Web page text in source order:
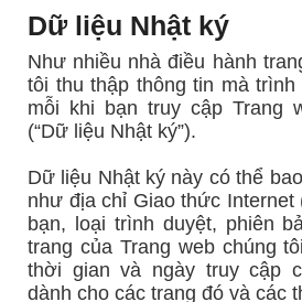
Dữ liệu Nhật ký
Như nhiều nhà điều hành
tôi thu thập thông tin mà
mỗi khi bạn truy cập Trang
(“Dữ liệu Nhật ký”).
Dữ liệu Nhật ký này có thể
như địa chỉ Giao thức Internet
bạn, loại trình duyệt, phiên
trang của Trang web chúng
thời gian và ngày truy cập
dành cho các trang đó và các